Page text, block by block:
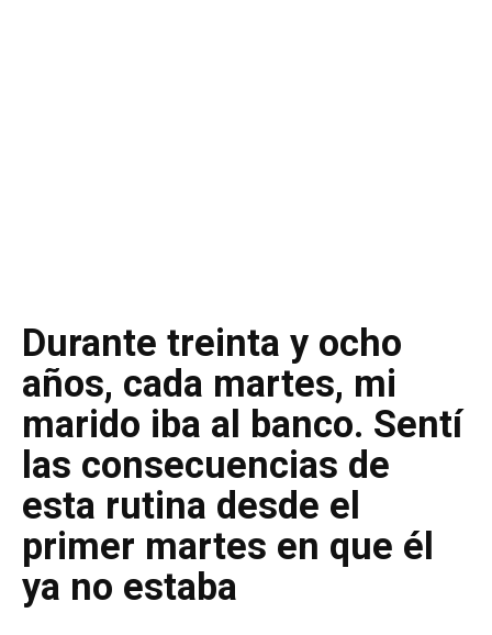
Durante treinta y ocho
años, cada martes, mi
marido iba al banco. Sentí
las consecuencias de
esta rutina desde el
primer martes en que él
ya no estaba